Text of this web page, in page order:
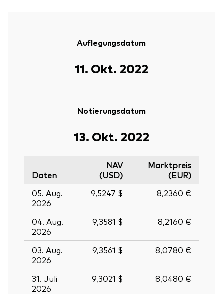
Auflegungsdatum
11. Okt. 2022
Notierungsdatum
13. Okt. 2022
Daten
NAV
(USD)
Marktpreis
(EUR)
05. Aug.
2026
9,5247 $ 8,2360 €
04. Aug.
2026
9,3581 $ 8,2160 €
03. Aug.
2026
9,3561 $ 8,0780 €
31. Juli
2026
9,3021 $ 8,0480 €